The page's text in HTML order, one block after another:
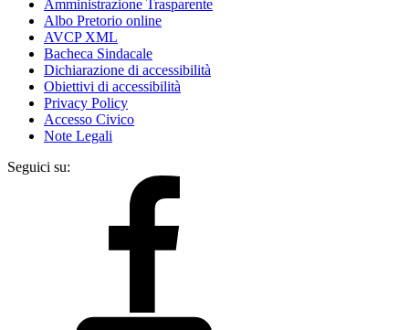
Amministrazione Trasparente
Albo Pretorio online
AVCP XML
Bacheca Sindacale
Dichiarazione di accessibilità
Obiettivi di accessibilità
Privacy Policy
Accesso Civico
Note Legali
Seguici su: